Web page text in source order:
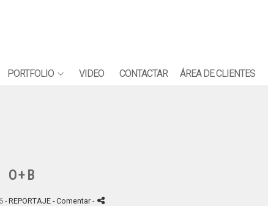
PORTFOLIO VIDEO CONTACTAR ÁREA DE CLIENTES
O+B
-REPORTAJE - Comentar -